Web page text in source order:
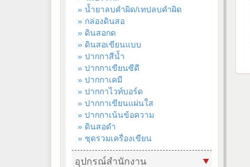
» น้ำยาลบคำผิด/เทปลบคำผิด
» กล่องดินสอ
» ดินสอกด
» ดินสอเขียนแบบ
» ปากกาสีน้ำ
» ปากกาเขียนซีดี
» ปากกาเคมี
» ปากกาไวท์บอร์ด
» ปากกาเขียนแผ่นใส
» ปากกาเน้นข้อความ
» ดินสอดำ
» ชุดรวมเครื่องเขียน
อุปกรณ์สำนักงาน